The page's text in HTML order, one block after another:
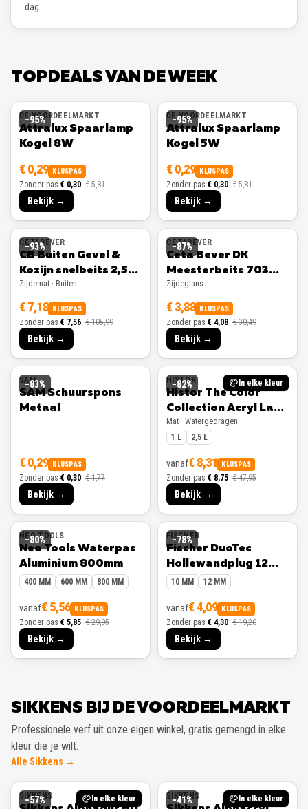
dag.
TOPDEALS VAN DE WEEK
−95%
DE VOORDEELMARKT
Attralux Spaarlamp
Kogel 8W
€ 0,29 KLUSPAS
Zonder pas € 0,30 € 5,81
Bekijk →
−95%
DE VOORDEELMARKT
Attralux Spaarlamp
Kogel 5W
€ 0,29 KLUSPAS
Zonder pas € 0,30 € 5,81
Bekijk →
−93%
CETABEVER
CB Buiten Gevel &
Kozijn snelbeits 2,5L
Ral 9001 Zijdemat
Zijdemat · Buiten
€ 7,18 KLUSPAS
Zonder pas € 7,56 € 105,99
Bekijk →
−87%
CETABEVER
Ceta Bever DK
Meesterbeits 703
Bentheimergeel –
750 ml Zijdeglans
Zijdeglans
€ 3,88 KLUSPAS
Zonder pas € 4,08 € 30,49
Bekijk →
−83%
SAM
SAM Schuurspons
Metaal
€ 0,29 KLUSPAS
Zonder pas € 0,30 € 1,77
Bekijk →
−82% In elke kleur
HISTOR
Histor The Color
Collection Acryl Lak
Mat
Mat · Watergedragen
1 L
2,5 L
vanaf€ 8,31 KLUSPAS
Zonder pas € 8,75 € 47,95
Bekijk →
−80%
NEO TOOLS
Neo Tools Waterpas
Aluminium 800mm
400 MM 600 MM 800 MM
vanaf€ 5,56 KLUSPAS
Zonder pas € 5,85 € 29,95
Bekijk →
−78%
FISCHER
Fischer DuoTec
Hollewandplug 12
mm 10 stuks
10 MM 12 MM
vanaf€ 4,09 KLUSPAS
Zonder pas € 4,30 € 19,20
Bekijk →
SIKKENS BIJ DE VOORDEELMARKT
Professionele verf uit onze eigen winkel, gratis gemengd in elke
kleur die je wilt.
Alle Sikkens →
−57% In elke kleur
SIKKENS −41% In elke kleur
SIKKENS